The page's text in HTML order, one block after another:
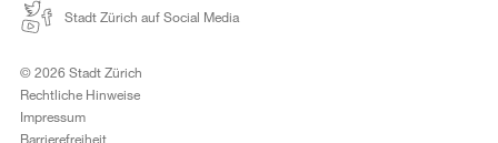
Stadt Zürich auf Social Media
© 2026 Stadt Zürich
Rechtliche Hinweise
Impressum
Barrierefreiheit